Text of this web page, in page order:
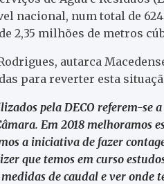
nacional, num total de
2,35 milhões de metros
autarca
para reverter esta
pela DECO referem-se
Em 2018 melhoramos
a iniciativa de fazer
que temos em curso
de caudal e ver onde